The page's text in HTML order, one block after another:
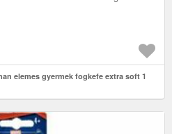
elemes gyermek fogkefe extra soft 1